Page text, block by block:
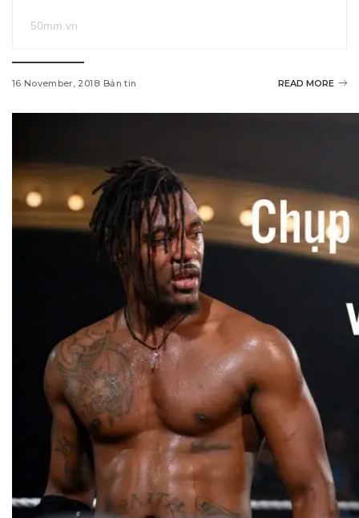
50mm.vn
16 November, 2018 Bản tin READ MORE